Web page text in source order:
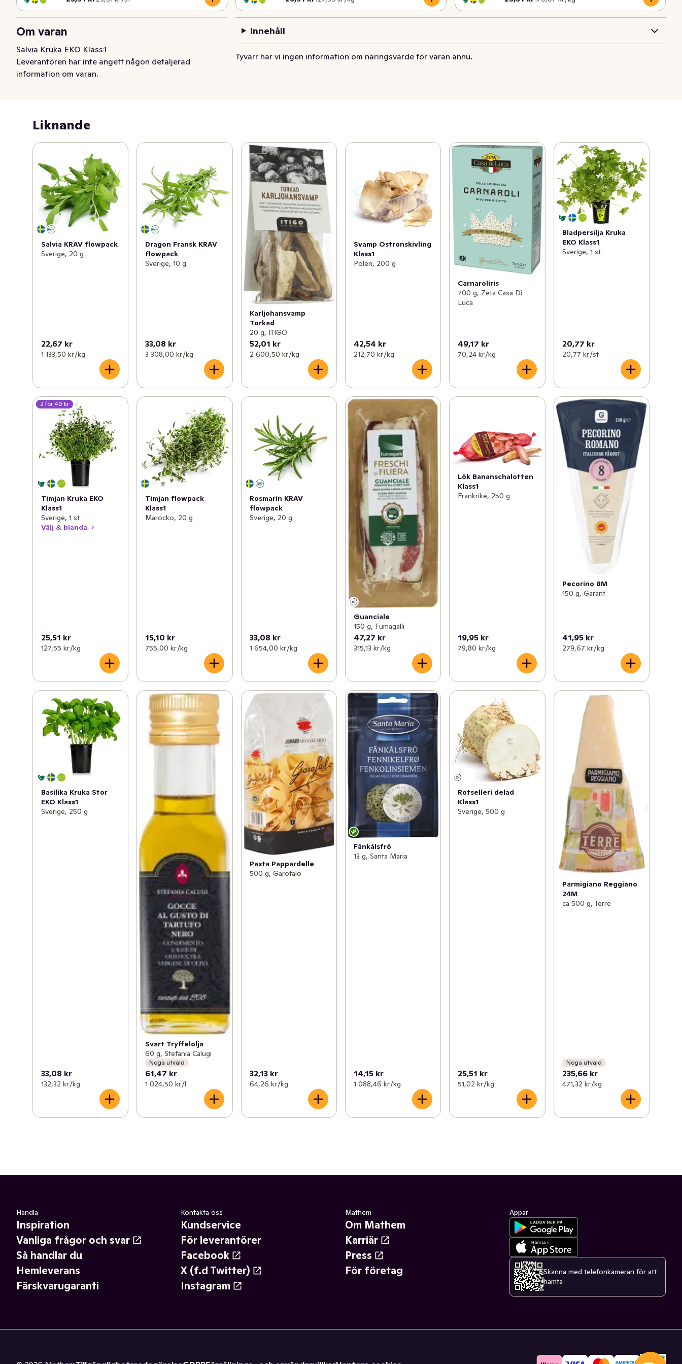
Om varan
Salvia Kruka EKO Klass1
Leverantören har inte angett någon detaljerad
information om varan.
Innehåll
Tyvärr har vi ingen information om näringsvärde för varan ännu.
Liknande
Salvia KRAV flowpack
Sverige, 20 g
22,67 kr
1 133,50 kr /kg
Dragon Fransk KRAV
flowpack
Sverige, 10 g
33,08 kr
3 308,00 kr /kg
Karljohansvamp
Torkad
20 g, ITIGO
52,01 kr
2 600,50 kr /kg
Svamp Ostronskivling
Klass1
Polen, 200 g
42,54 kr
212,70 kr /kg
Carnaroliris
700 g, Zeta Casa Di
Luca
49,17 kr
70,24 kr /kg
Bladpersilja Kruka
EKO Klass1
Sverige, 1 st
20,77 kr
20,77 kr /st
2 för 49 kr
Timjan Kruka EKO
Klass1
Sverige, 1 st
Välj & blanda
25,51 kr
127,55 kr /kg
Timjan flowpack
Klass1
Marocko, 20 g
15,10 kr
755,00 kr /kg
Rosmarin KRAV
flowpack
Sverige, 20 g
33,08 kr
1 654,00 kr /kg
Guanciale
150 g, Fumagalli
47,27 kr
315,13 kr /kg
Lök Bananschalotten
Klass1
Frankrike, 250 g
19,95 kr
79,80 kr /kg
Pecorino 8M
150 g, Garant
41,95 kr
279,67 kr /kg
Basilika Kruka Stor
EKO Klass1
Sverige, 250 g
33,08 kr
132,32 kr /kg
Svart Tryffelolja
60 g, Stefania Calugi
Noga utvald
61,47 kr
1 024,50 kr /l
Pasta Pappardelle
500 g, Garofalo
32,13 kr
64,26 kr /kg
Fänkålsfrö
13 g, Santa Maria
14,15 kr
1 088,46 kr /kg
Rotselleri delad
Klass1
Sverige, 500 g
25,51 kr
51,02 kr /kg
Parmigiano Reggiano
24M
ca 500 g, Terre
Noga utvald
235,66 kr
471,32 kr /kg
Handla
Inspiration
Vanliga frågor och svar
Så handlar du
Hemleverans
Färskvarugaranti
Kontakta oss
Kundservice
För leverantörer
Facebook
X (f.d Twitter)
Instagram
Mathem
Om Mathem
Karriär
Press
För företag
Appar
Skanna med telefonkameran för att
hämta